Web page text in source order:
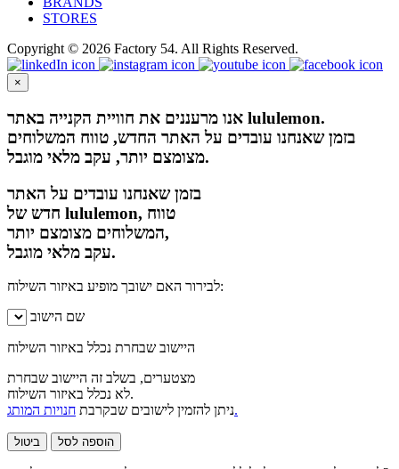
STORES
Copyright © 2026 Factory 54. All Rights Reserved.
×
אנו מרעננים את חוויית הקנייה באתר lululemon.
בזמן שאנחנו עובדים על האתר החדש, טווח המשלוחים
מצומצם יותר, עקב מלאי מוגבל.
בזמן שאנחנו עובדים על האתר
חדש של lululemon, טווח
המשלוחים מצומצם יותר,
עקב מלאי מוגבל.
לבירור האם ישובך מופיע באיזור השילוח:
שם הישוב
היישוב שבחרת נכלל באיזור השילוח
מצטערים, בשלב זה היישוב שבחרת
לא נכלל באיזור השילוח.
ניתן להזמין לישובים שבקרבתחנויות המותג.
ביטול הוספה לסל